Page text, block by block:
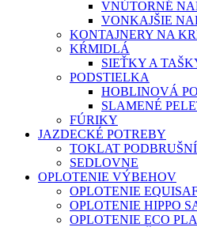
VNÚTORNÉ
VONKAJŠIE
KONTAJNERY NA
KŔMIDLÁ
SIEŤKY A
PODSTIELKA
HOBLINOVÁ
SLAMENÉ
FÚRIKY
JAZDECKÉ POTREBY
TOKLAT
SEDLOVNE
OPLOTENIE VÝBEHOV
OPLOTENIE
OPLOTENIE HIPPO
OPLOTENIE ECO